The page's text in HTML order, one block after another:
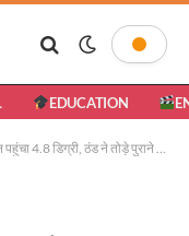
EDUCATION
4.8 डिग्री, ठंड ने तोड़े पुराने रिकार्ड